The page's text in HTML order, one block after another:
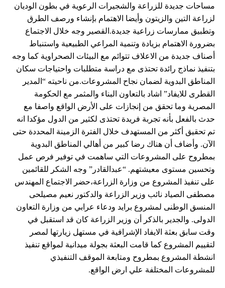
مساحات جديدة للزراعة والشجيرات الرعوية في بطون الوديان
لزراعة التين والزيتون وأيضا الاهتمام بإنشاء ورصف الطرق
وتطبيق ممارسات زراعية جديدة.القصير وجه خلال الاجتماع
بضرورة الاهتمام بزيادة وتنمية المراعي الطبيعية واستنباط
أصناف جديدة من الاعلاف تتوائم مع البيئات الصحراوية كما وجه
بتنفيذ نماذج رائدة تحتذى مع دراسة متطلبات واحتياجات سكان
المناطق البدوية لضمان نجاح المشروعات.من ناحيته “المدير
القطرى للايفاد” اشاد بالتعاون البناء والمثمر مع الحكومة
المصرية وما تحقق من إنجازات على الأرض الواقع واصفا مع
حدث بالفعل بأنه تجربة فريدة تحتذى لكثير من الدول مؤكدا انه
تم تحقيق أكثر من المستهدف خلال الفترة الزمينة المحددة حتى
الآن. وأضاف أن هناك رضا كبير من أهالي المناطق البدوية
بمطروح على المشروعات التي ساهمت في توفير فرص عمل
وتحسين مستوى معيشتهم. “عبدالقادر” وجه الشكر للقائمين
على تنفيذ المشروع من وزارة الزراعة،حضر الاجتماع المهندس
مصطفى الصياد نائب وزير الزراعة والدكتور نعيم مصيلحى
المنسق الوطنى لمشروع برايد ودعاء عرابي من وزارة التعاون
الدولى. والجدير بالذكر أن وزير الزراعة كان قد استقبل في
وقت سابق بعثة الايفاد الإشرافية في مستهل زيارتها لمصر
لتقييم المشروع كما قامت البعثة بجولة ميدانية لمواقع تنفيذ
انشطة المشروع بمطروح ومتابعة الموقف التنفيذي
للمشروعات المختلفة علي ارض الواقع.